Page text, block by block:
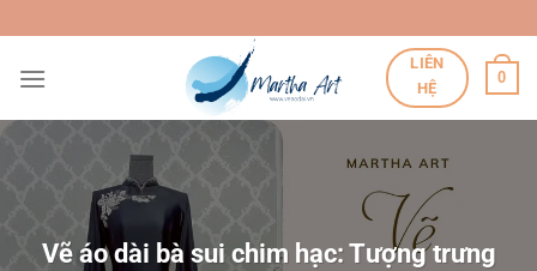
qua
nội
LIÊN
HỆ
0
Vẽ áo dài bà sui chim hạc: Tượng trưng